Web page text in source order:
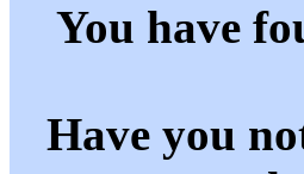
You have
Have you